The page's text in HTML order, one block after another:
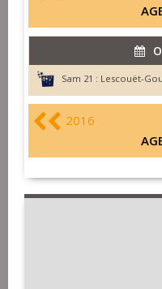
Sam 21 : Lescouët-
2016